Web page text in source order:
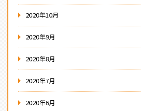
2020年10月
2020年9月
2020年8月
2020年7月
2020年6月